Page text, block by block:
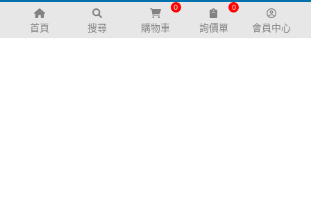
公司簡介
幼兒園規劃服務
退換貨政策
首頁 搜尋 購物車
0
詢價單
0
會員中心